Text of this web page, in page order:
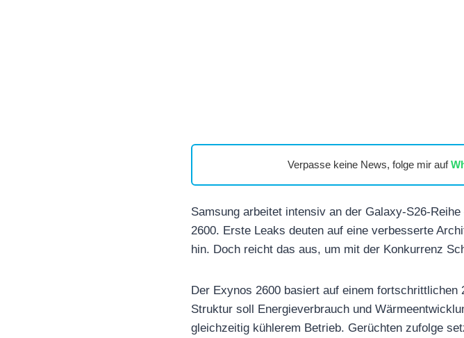
Verpasse keine News, folge mir auf
Samsung arbeitet intensiv an der Galaxy-S26-
2600. Erste Leaks deuten auf eine verbesserte
hin. Doch reicht das aus, um mit der Konkurrenz
Der Exynos 2600 basiert auf einem
Struktur soll Energieverbrauch und
gleichzeitig kühlerem Betrieb. Gerüchten zufolge